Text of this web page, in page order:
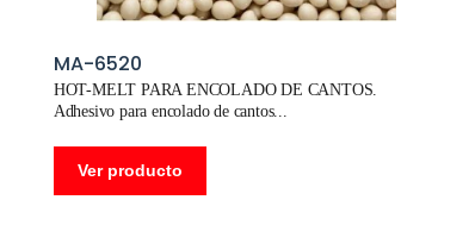
MA-6520
HOT-MELT PARA ENCOLADO DE CANTOS.
Adhesivo para encolado de cantos
Ver producto